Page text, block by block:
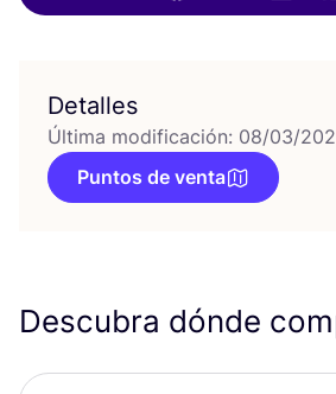
Detalles
Última modificación: 08/03/
Puntos de venta
Descubra dónde